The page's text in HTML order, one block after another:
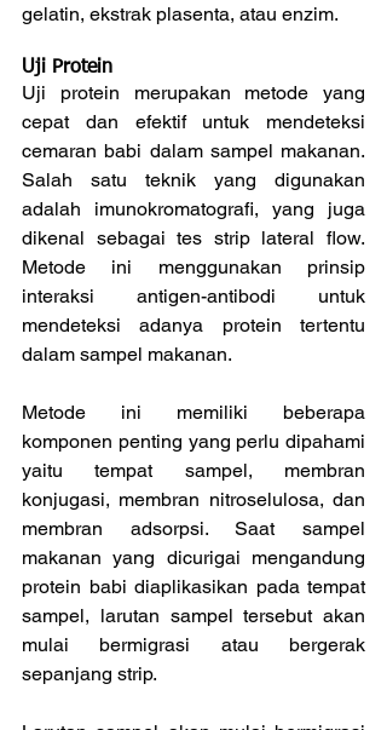
gelatin, ekstrak plasenta, atau enzim.
Uji Protein
Uji protein merupakan metode yang
cepat dan efektif untuk mendeteksi
cemaran babi dalam sampel makanan.
Salah satu teknik yang digunakan
adalah imunokromatografi, yang juga
dikenal sebagai tes strip lateral flow.
Metode ini menggunakan prinsip
interaksi antigen-antibodi untuk
mendeteksi adanya protein tertentu
dalam sampel makanan.
Metode ini memiliki beberapa
komponen penting yang perlu dipahami
yaitu tempat sampel, membran
konjugasi, membran nitroselulosa, dan
membran adsorpsi. Saat sampel
makanan yang dicurigai mengandung
protein babi diaplikasikan pada tempat
sampel, larutan sampel tersebut akan
mulai bermigrasi atau bergerak
sepanjang strip.